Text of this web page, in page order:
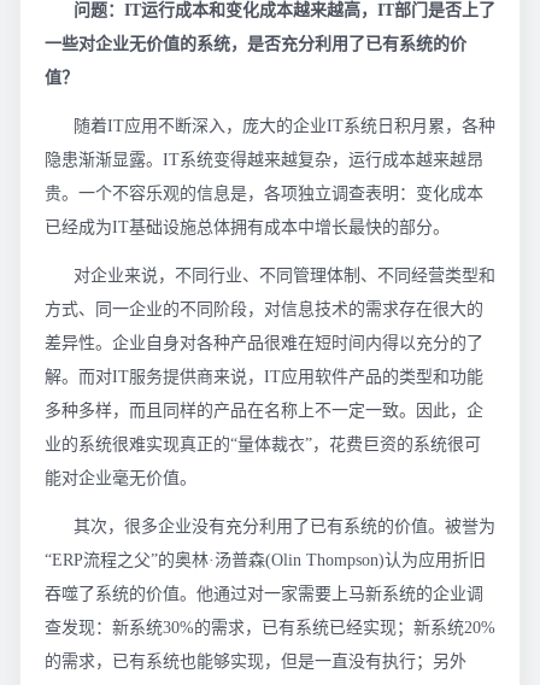
问题：IT运行成本和变化成本越来越高，IT部门是否上了
一些对企业无价值的系统，是否充分利用了已有系统的价
值？
随着IT应用不断深入，庞大的企业IT系统日积月累，各种
隐患渐渐显露。IT系统变得越来越复杂，运行成本越来越昂
贵。一个不容乐观的信息是，各项独立调查表明：变化成本
已经成为IT基础设施总体拥有成本中增长最快的部分。
对企业来说，不同行业、不同管理体制、不同经营类型和
方式、同一企业的不同阶段，对信息技术的需求存在很大的
差异性。企业自身对各种产品很难在短时间内得以充分的了
解。而对IT服务提供商来说，IT应用软件产品的类型和功能
多种多样，而且同样的产品在名称上不一定一致。因此，企
业的系统很难实现真正的“量体裁衣”，花费巨资的系统很可
能对企业毫无价值。
其次，很多企业没有充分利用了已有系统的价值。被誉为
“ERP流程之父”的奥林·汤普森(Olin Thompson)认为应用折旧
吞噬了系统的价值。他通过对一家需要上马新系统的企业调
查发现：新系统30%的需求，已有系统已经实现；新系统20%
的需求，已有系统也能够实现，但是一直没有执行；另外